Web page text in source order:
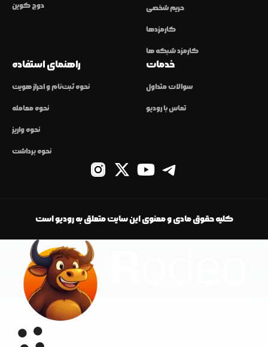
دوج کوین حریم شخصی
کارمزدها
کارمزد شبکه ها
راهنمای استفاده
نحوه ثبت‌نام و احراز هویت
نحوه معامله
نحوه واریز
نحوه برداشت
خدمات
سوالات متداول
تماس با رودیو
کلیه حقوق مادی و معنوی این سایت متعلق به رودیو است